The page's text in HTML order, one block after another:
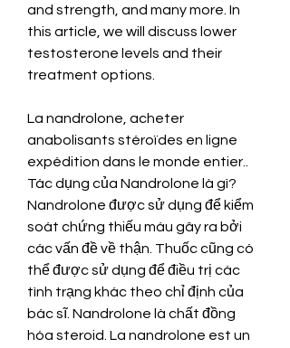
and strength, and many more. In
this article, we will discuss lower
testosterone levels and their
treatment options.
La nandrolone, acheter
anabolisants stéroïdes en ligne
expédition dans le monde entier..
Tác dụng của Nandrolone là gì?
Nandrolone được sử dụng để kiểm
soát chứng thiếu máu gây ra bởi
các vấn đề về thận. Thuốc cũng có
thể được sử dụng để điều trị các
tình trạng khác theo chỉ định của
bác sĩ. Nandrolone là chất đồng
hóa steroid. La nandrolone est un